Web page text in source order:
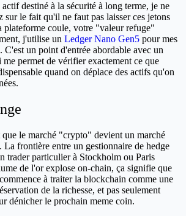
destiné à la sécurité à long terme, je ne
sur le fait qu'il ne faut pas laisser ces jetons
plateforme coule, votre "valeur refuge"
j'utilise un Ledger Nano Gen5 pour mes
C'est un point d'entrée abordable avec un
permet de vérifier exactement ce que
quand on déplace des actifs qu'on
que le marché "crypto" devient un marché
frontière entre un gestionnaire de hedge
trader particulier à Stockholm ou Paris
de l'or explose on-chain, ça signifie que
à traiter la blockchain comme une
de la richesse, et pas seulement
dénicher le prochain meme coin.